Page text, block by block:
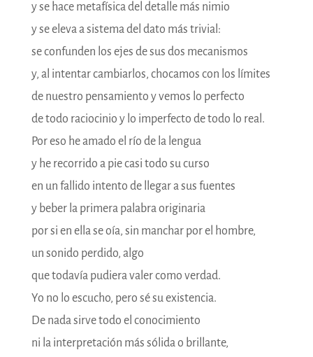
y se hace metafísica del detalle más nimio
y se eleva a sistema del dato más trivial:
se confunden los ejes de sus dos mecanismos
y, al intentar cambiarlos, chocamos con los límites
de nuestro pensamiento y vemos lo perfecto
de todo raciocinio y lo imperfecto de todo lo real.
Por eso he amado el río de la lengua
y he recorrido a pie casi todo su curso
en un fallido intento de llegar a sus fuentes
y beber la primera palabra originaria
por si en ella se oía, sin manchar por el hombre,
un sonido perdido, algo
que todavía pudiera valer como verdad.
Yo no lo escucho, pero sé su existencia.
De nada sirve todo el conocimiento
ni la interpretación más sólida o brillante,